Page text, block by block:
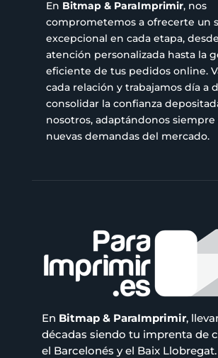
En Bitmap & ParaImprimir, nos
comprometemos a ofrecerte un
excepcional en cada etapa,
atención personalizada hasta la
eficiente de tus pedidos online.
cada relación y trabajamos día a
consolidar la confianza
nosotros, adaptándonos siempre
nuevas demandas del mercado.
En Bitmap & ParaImprimir,
décadas siendo tu imprenta de
el Barcelonés y el Baix